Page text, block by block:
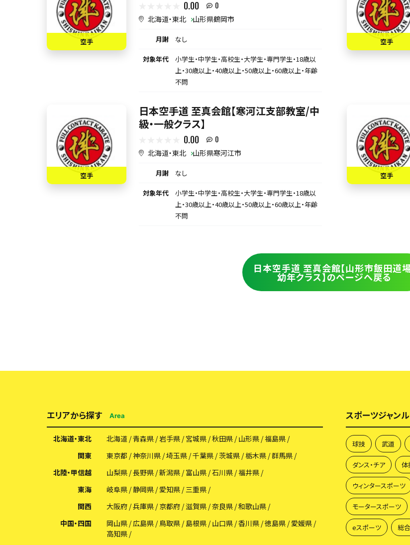
空手
0.00 0
北海道・東北 山形県鶴岡市
月謝 なし
対象年代
小学生・中学生・高校生・大学生・専門学生・18歳以
上・30歳以上・40歳以上・50歳以上・60歳以上・年齢
不問
空手
空手
日本空手道 至真会館【寒河江支部教室/中
級・一般クラス】
0.00 0
北海道・東北 山形県寒河江市
月謝 なし
対象年代
小学生・中学生・高校生・大学生・専門学生・18歳以
上・30歳以上・40歳以上・50歳以上・60歳以上・年齢
不問
空手
日本空手道 至真会館【山形市飯田道
幼年クラス】のページへ戻る
エリアから探す Area
北海道・東北 北海道 青森県 岩手県 宮城県 秋田県 山形県 福島県
関東
東京都 神奈川県 埼玉県 千葉県 茨城県 栃木県 群馬県
北陸・甲信越
山梨県 長野県 新潟県 富山県 石川県 福井県
東海
岐阜県 静岡県 愛知県 三重県
関西
大阪府 兵庫県 京都府 滋賀県 奈良県 和歌山県
中国・四国
岡山県 広島県 鳥取県 島根県 山口県 香川県 徳島県 愛媛県
高知県
スポーツジャン
球技 武道
ダンス・チア 体
ウィンタースポーツ
モータースポーツ
eスポーツ 総